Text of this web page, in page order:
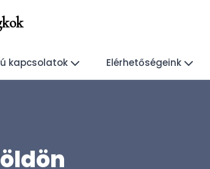
kapcsolatok Elérhetőségeink